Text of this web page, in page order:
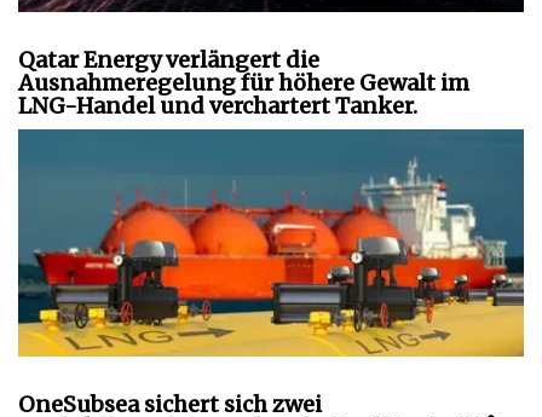
Qatar Energy verlängert die
Ausnahmeregelung für höhere Gewalt im
LNG-Handel und verchartert Tanker.
OneSubsea sichert sich zwei